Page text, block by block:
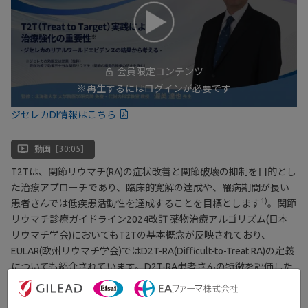
会員限定コンテンツ
※再生するにはログインが必要です
ジセレカDI情報はこちら
ondemand_video 動画［30:05］
T2Tは、関節リウマチ(RA)の症状改善と関節破壊の抑制を目的とし
た治療アプローチであり、臨床的寛解の達成や、罹病期間が長い
患者さんでは低疾患活動性を達成することを目標とします1)。関節
リウマチ診療ガイドライン2024改訂 薬物治療アルゴリズム(日本
リウマチ学会)においてもT2Tの基本概念が反映されており、
EULAR(欧州リウマチ学会)ではD2T-RA(Difficult-to-Treat RA)の定義
についても紹介されています。D2T-RA患者さんの特徴を評価した
研究や、JAK阻害薬の1つであるジセレカのリアルワールドエビデ
ンスを参考に、T2T実践による治療強化の重要性について、北海